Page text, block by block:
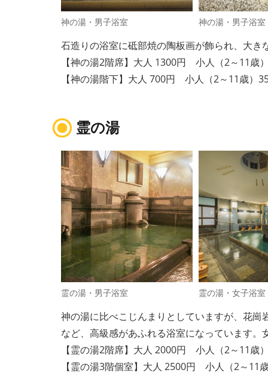
神の湯・男子浴室 神の湯・男子浴
石造りの浴室に砥部焼の陶板画が飾られ、大
【神の湯2階席】大人 1300円 小人（2～11
【神の湯階下】大人 700円 小人（2～11歳
霊の湯
霊の湯・男子浴室 霊の湯・女子浴室
神の湯に比べこじんまりとしていますが、花
など、高級感があふれる浴室になっています
【霊の湯2階席】大人 2000円 小人（2～11
【霊の湯3階個室】大人 2500円 小人（2～